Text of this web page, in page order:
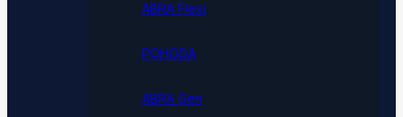
ABRA Flexi
POHODA
ABRA Gen